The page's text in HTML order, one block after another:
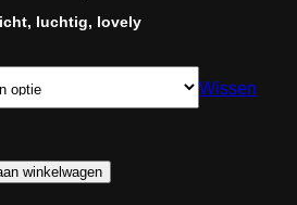
luchtig, lovely
Wissen
winkelwagen